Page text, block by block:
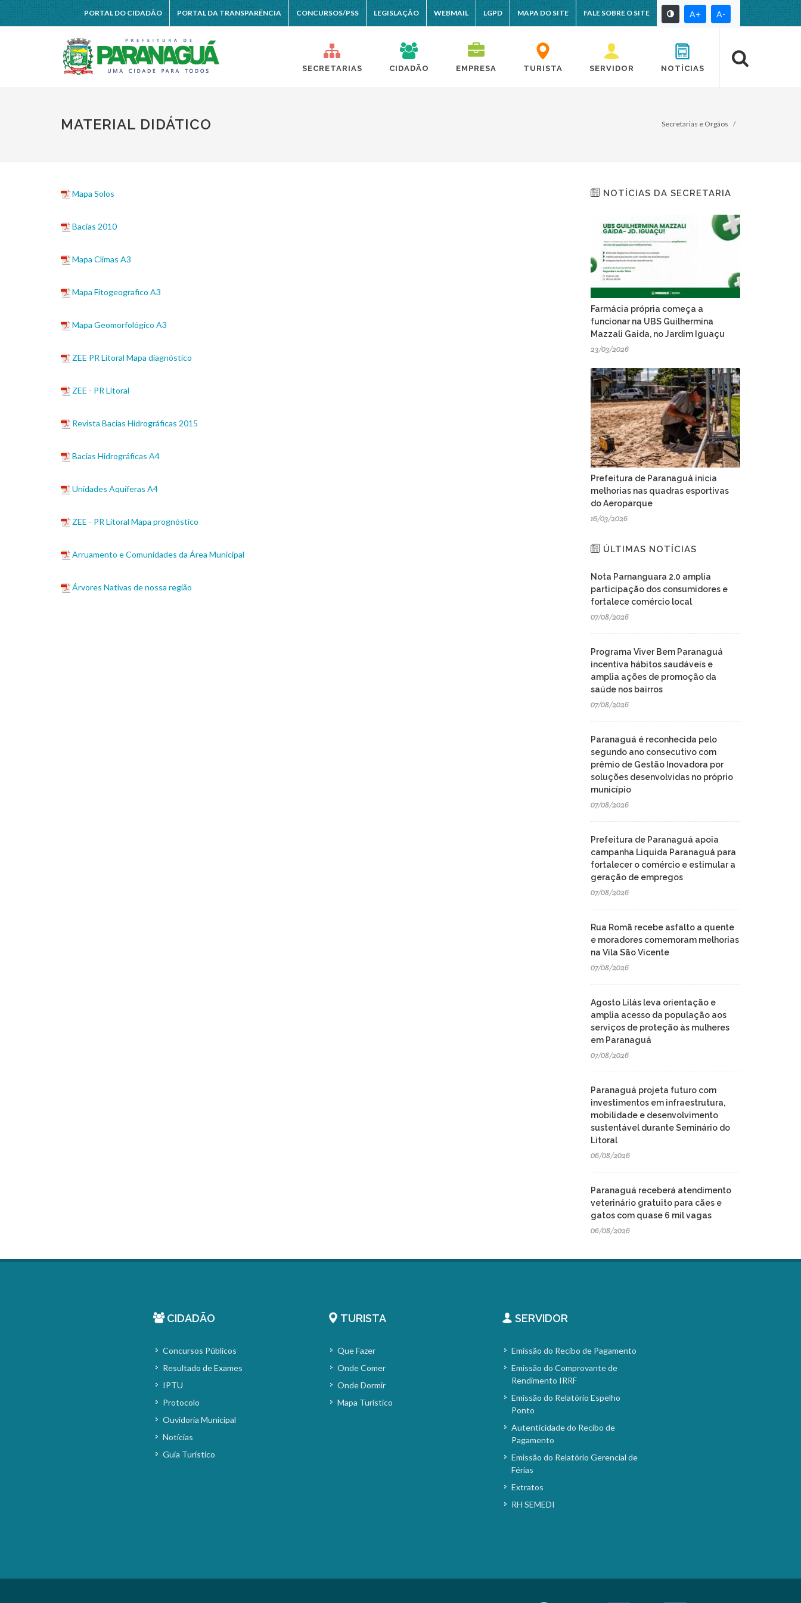
PORTAL DO CIDADÃO PORTAL DA TRANSPARÊNCIA CONCURSOS/PSS LEGISLAÇÃO WEBMAIL LGPD MAPA DO SITE FALE SOBRE O SITE A+ A-
SECRETARIAS CIDADÃO EMPRESA TURISTA SERVIDOR NOTÍCIAS
MATERIAL DIDÁTICO Secretarias e Orgãos
Mapa Solos
Bacias 2010
Mapa Climas A3
Mapa Fitogeografico A3
Mapa Geomorfológico A3
ZEE PR Litoral Mapa diagnóstico
ZEE - PR Litoral
Revista Bacias Hidrográficas 2015
Bacias Hidrográficas A4
Unidades Aquíferas A4
ZEE - PR Litoral Mapa prognóstico
Arruamento e Comunidades da Área Municipal
Árvores Nativas de nossa região
NOTÍCIAS DA SECRETARIA
Farmácia própria começa a
funcionar na UBS Guilhermina
Mazzali Gaida, no Jardim Iguaçu
23/03/2026
Prefeitura de Paranaguá inicia
melhorias nas quadras esportivas
do Aeroparque
16/03/2026
ÚLTIMAS NOTÍCIAS
Nota Parnanguara 2.0 amplia
participação dos consumidores e
fortalece comércio local
07/08/2026
Programa Viver Bem Paranaguá
incentiva hábitos saudáveis e
amplia ações de promoção da
saúde nos bairros
07/08/2026
Paranaguá é reconhecida pelo
segundo ano consecutivo com
prêmio de Gestão Inovadora por
soluções desenvolvidas no próprio
município
07/08/2026
Prefeitura de Paranaguá apoia
campanha Liquida Paranaguá para
fortalecer o comércio e estimular a
geração de empregos
07/08/2026
Rua Romã recebe asfalto a quente
e moradores comemoram melhorias
na Vila São Vicente
07/08/2026
Agosto Lilás leva orientação e
amplia acesso da população aos
serviços de proteção às mulheres
em Paranaguá
07/08/2026
Paranaguá projeta futuro com
investimentos em infraestrutura,
mobilidade e desenvolvimento
sustentável durante Seminário do
Litoral
06/08/2026
Paranaguá receberá atendimento
veterinário gratuito para cães e
gatos com quase 6 mil vagas
06/08/2026
CIDADÃO
Concursos Públicos
Resultado de Exames
IPTU
Protocolo
Ouvidoria Municipal
Notícias
Guia Turístico
TURISTA
Que Fazer
Onde Comer
Onde Dormir
Mapa Turístico
SERVIDOR
Emissão do Recibo de Pagamento
Emissão do Comprovante de
Rendimento IRRF
Emissão do Relatório Espelho
Ponto
Autenticidade do Recibo de
Pagamento
Emissão do Relatório Gerencial de
Férias
Extratos
RH SEMEDI